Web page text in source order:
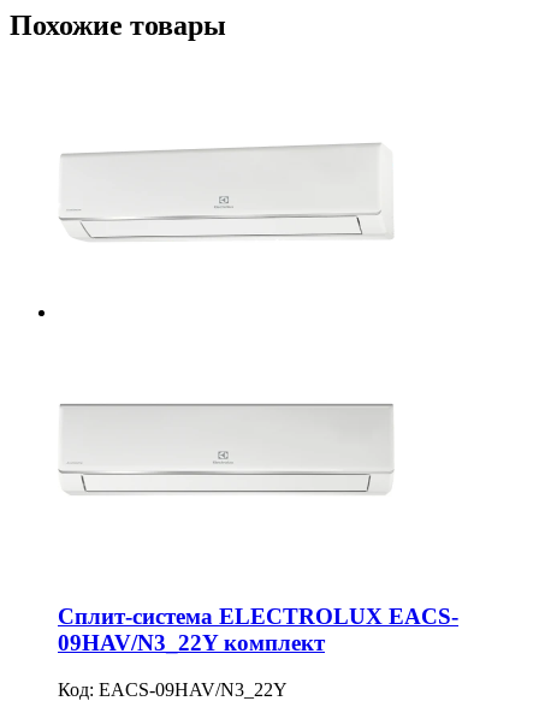
Похожие товары
Сплит-система ELECTROLUX EACS-
09HAV/N3_22Y комплект
Код: EACS-09HAV/N3_22Y